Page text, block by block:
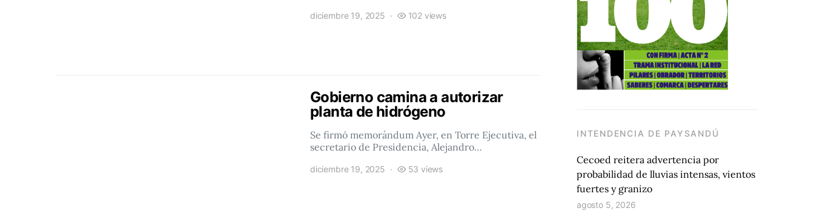
diciembre 19, 2025 102 views
Gobierno camina a autorizar
planta de hidrógeno
Se firmó memorándum Ayer, en Torre Ejecutiva, el
secretario de Presidencia, Alejandro…
diciembre 19, 2025 53 views
INTENDENCIA DE PAYSANDÚ
Cecoed reitera advertencia por
probabilidad de lluvias intensas, vientos
fuertes y granizo
agosto 5, 2026